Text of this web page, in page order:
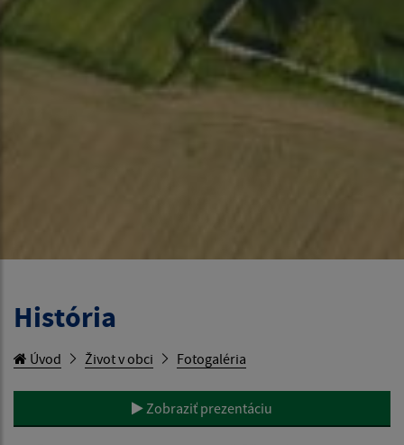
História
Úvod Život v obci Fotogaléria
Zobraziť prezentáciu